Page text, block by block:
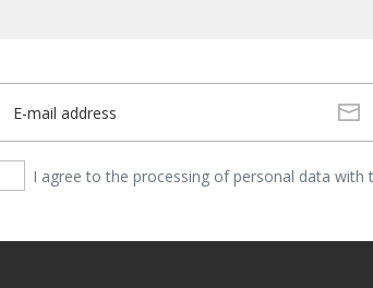
I agree to the processing of personal data with